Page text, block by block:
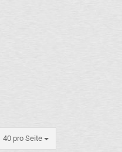
40 pro Seite
pro Seite